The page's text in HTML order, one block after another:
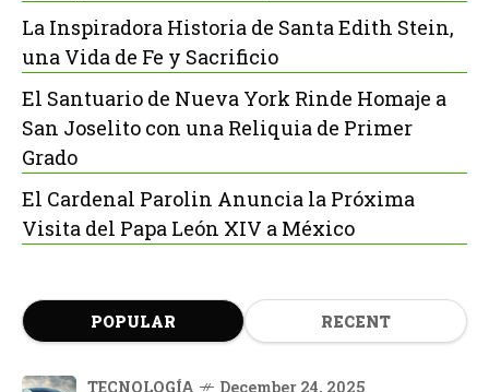
La Inspiradora Historia de Santa Edith Stein,
una Vida de Fe y Sacrificio
El Santuario de Nueva York Rinde Homaje a
San Joselito con una Reliquia de Primer
Grado
El Cardenal Parolin Anuncia la Próxima
Visita del Papa León XIV a México
POPULAR RECENT
TECNOLOGÍA December 24, 2025